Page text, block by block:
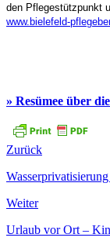
den Pflegestützpunkt
www.bielefeld-
» Resümee über
Zurück
Weiter
Urlaub vor Ort –